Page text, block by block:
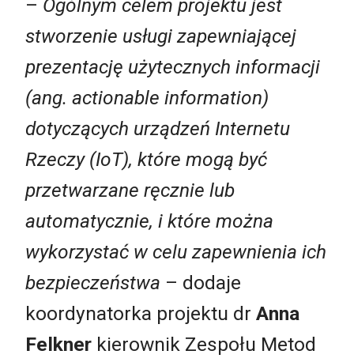
– Ogólnym celem projektu jest
stworzenie usługi zapewniającej
prezentację użytecznych informacji
(ang. actionable information)
dotyczących urządzeń Internetu
Rzeczy (IoT), które mogą być
przetwarzane ręcznie lub
automatycznie, i które można
wykorzystać w celu zapewnienia ich
bezpieczeństwa – dodaje
koordynatorka projektu dr Anna
Felkner kierownik Zespołu Metod